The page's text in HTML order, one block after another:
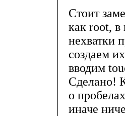
Стоит
как root, в
нехватки
создаем
вводим
Сделано!
о
иначе